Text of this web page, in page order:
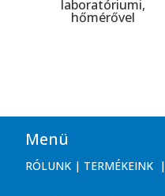
laboratóriumi,
hőmérővel
Menü
RÓLUNK | TERMÉKEINK |